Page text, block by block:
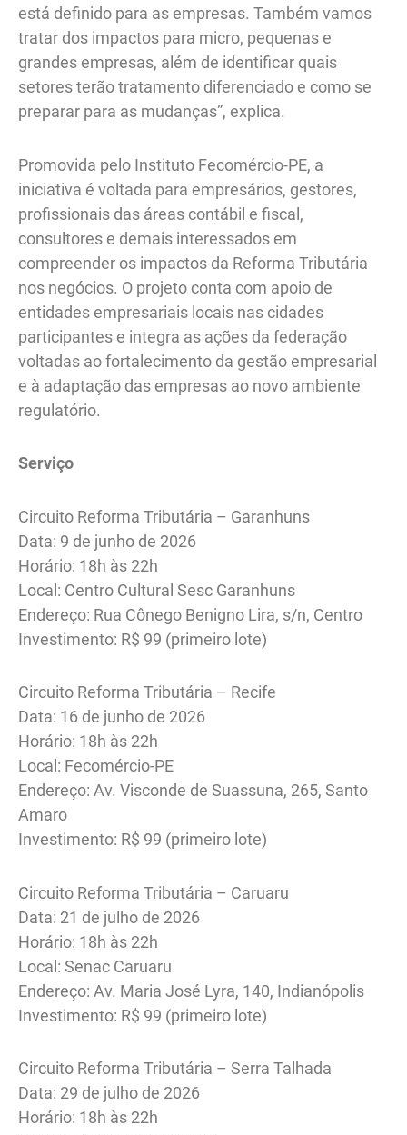
está definido para as empresas. Também vamos
tratar dos impactos para micro, pequenas e
grandes empresas, além de identificar quais
setores terão tratamento diferenciado e como se
preparar para as mudanças”, explica.
Promovida pelo Instituto Fecomércio-PE, a
iniciativa é voltada para empresários, gestores,
profissionais das áreas contábil e fiscal,
consultores e demais interessados em
compreender os impactos da Reforma Tributária
nos negócios. O projeto conta com apoio de
entidades empresariais locais nas cidades
participantes e integra as ações da federação
voltadas ao fortalecimento da gestão empresarial
e à adaptação das empresas ao novo ambiente
regulatório.
Serviço
Circuito Reforma Tributária – Garanhuns
Data: 9 de junho de 2026
Horário: 18h às 22h
Local: Centro Cultural Sesc Garanhuns
Endereço: Rua Cônego Benigno Lira, s/n, Centro
Investimento: R$ 99 (primeiro lote)
Circuito Reforma Tributária – Recife
Data: 16 de junho de 2026
Horário: 18h às 22h
Local: Fecomércio-PE
Endereço: Av. Visconde de Suassuna, 265, Santo
Amaro
Investimento: R$ 99 (primeiro lote)
Circuito Reforma Tributária – Caruaru
Data: 21 de julho de 2026
Horário: 18h às 22h
Local: Senac Caruaru
Endereço: Av. Maria José Lyra, 140, Indianópolis
Investimento: R$ 99 (primeiro lote)
Circuito Reforma Tributária – Serra Talhada
Data: 29 de julho de 2026
Horário: 18h às 22h